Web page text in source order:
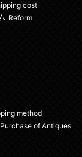
cost
Reform
method
Purchase of Antiques